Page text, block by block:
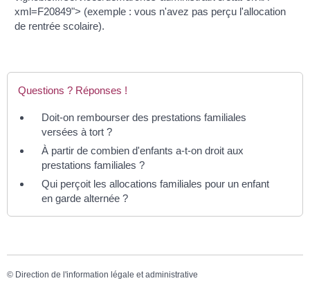
xml=F20849"> (exemple : vous n'avez pas perçu l'allocation
de rentrée scolaire).
Questions ? Réponses !
Doit-on rembourser des prestations familiales
versées à tort ?
À partir de combien d'enfants a-t-on droit aux
prestations familiales ?
Qui perçoit les allocations familiales pour un enfant
en garde alternée ?
© Direction de l'information légale et administrative